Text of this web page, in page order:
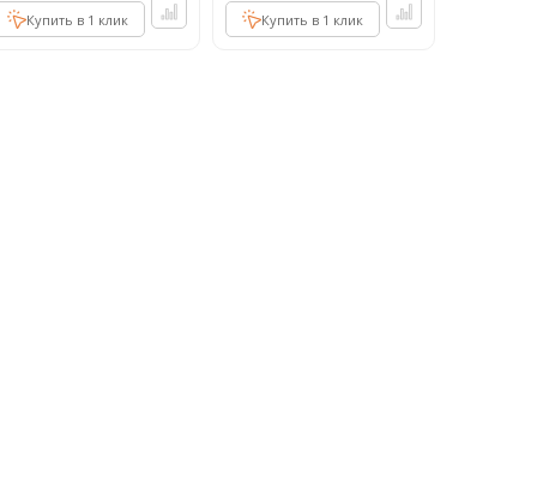
Купить в 1 клик Купить в 1 клик